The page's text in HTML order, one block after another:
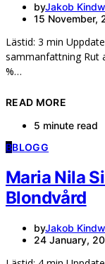
byJakob
15 November,
Lästid: 3 min
sammanfattning Rut
%…
READ MORE
5 minute read
BBLOGG
Maria Nila
Blondvård
byJakob
24 January,